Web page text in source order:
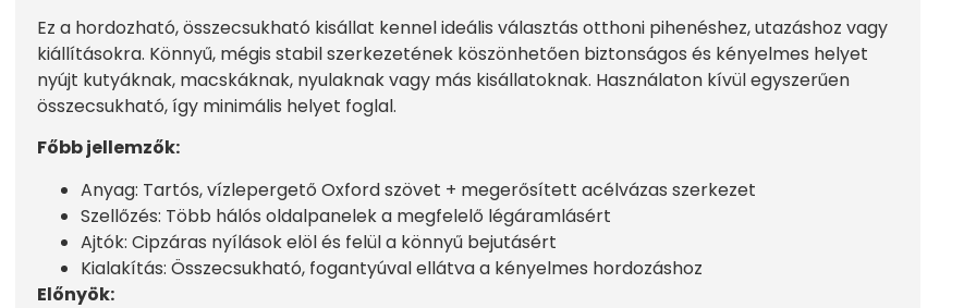
Ez a hordozható, összecsukható kisállat kennel ideális választás otthoni pihenéshez, utazáshoz vagy
kiállításokra. Könnyű, mégis stabil szerkezetének köszönhetően biztonságos és kényelmes helyet
nyújt kutyáknak, macskáknak, nyulaknak vagy más kisállatoknak. Használaton kívül egyszerűen
összecsukható, így minimális helyet foglal.
Főbb jellemzők:
Anyag: Tartós, vízlepergető Oxford szövet + megerősített acélvázas szerkezet
Szellőzés: Több hálós oldalpanelek a megfelelő légáramlásért
Ajtók: Cipzáras nyílások elöl és felül a könnyű bejutásért
Kialakítás: Összecsukható, fogantyúval ellátva a kényelmes hordozáshoz
Előnyök: